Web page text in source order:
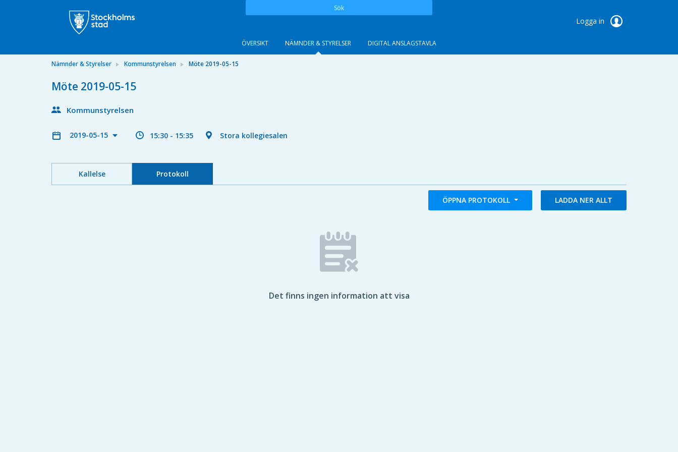
Sök
Logga in
ÖVERSIKT NÄMNDER & STYRELSER DIGITAL ANSLAGSTAVLA
Nämnder & Styrelser Kommunstyrelsen Möte 2019-05-15
Möte 2019-05-15
Kommunstyrelsen
2019-05-15 15:30 - 15:35 Stora kollegiesalen
Kallelse Protokoll
ÖPPNA PROTOKOLL LADDA NER ALLT
Det finns ingen information att visa